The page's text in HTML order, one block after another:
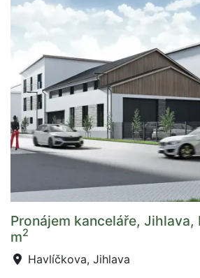
Pronájem kanceláře, Jihlava,
m2
Havlíčkova, Jihlava